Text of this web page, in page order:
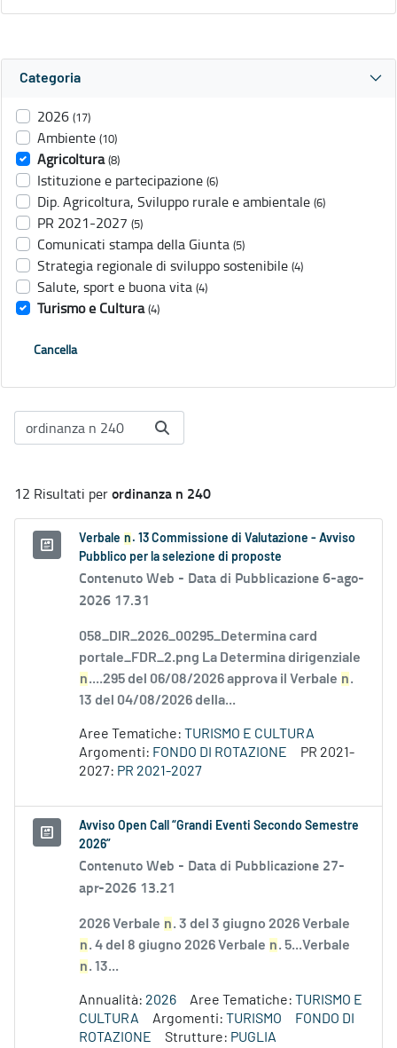
Categoria
2026 (17)
Ambiente (10)
Agricoltura (8)
Istituzione e partecipazione (6)
Dip. Agricoltura, Sviluppo rurale e ambientale (6)
PR 2021-2027 (5)
Comunicati stampa della Giunta (5)
Strategia regionale di sviluppo sostenibile (4)
Salute, sport e buona vita (4)
Turismo e Cultura (4)
Cancella
12 Risultati perordinanza n 240
Verbale n . 13 Commissione di Valutazione - Avviso
Pubblico per la selezione di proposte
Contenuto Web - Data di Pubblicazione 6-ago-
2026 17.31
058_DIR_2026_00295_Determina card
portale_FDR_2.png La Determina dirigenziale
n....295 del 06/08/2026 approva il Verbale n.
13 del 04/08/2026 della...
Aree Tematiche: TURISMO E CULTURA
Argomenti: FONDO DI ROTAZIONE
PR 2021-
2027: PR 2021-2027
Avviso Open Call “Grandi Eventi Secondo Semestre
2026”
Contenuto Web - Data di Pubblicazione 27-
apr-2026 13.21
2026 Verbale n. 3 del 3 giugno 2026 Verbale
n. 4 del 8 giugno 2026 Verbale n. 5...Verbale
n. 13...
Annualità: 2026 Aree Tematiche: TURISMO E
CULTURA
Argomenti: TURISMO
FONDO DI
ROTAZIONE
Strutture: PUGLIA